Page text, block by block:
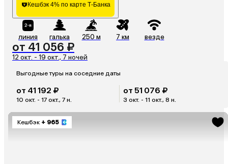
Кешбэк 4% по карте Т-Банка
линия галька 250 м 7 км везде
от 41 056 ₽
12 окт. - 19 окт., 7 ночей
Выгодные туры на соседние даты
от 41 192 ₽
10 окт. - 17 окт., 7 н.
от 51 076 ₽
3 окт. - 11 окт., 8 н.
Кешбэк + 965